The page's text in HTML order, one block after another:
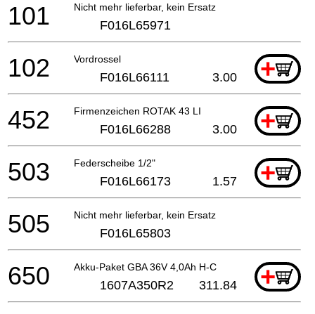
Nicht mehr lieferbar, kein Ersatz
101 F016L65971
Vordrossel +
102 F016L66111 3.00
Firmenzeichen ROTAK 43 LI +
452 F016L66288 3.00
Federscheibe 1/2" +
503 F016L66173 1.57
Nicht mehr lieferbar, kein Ersatz
505 F016L65803
Akku-Paket GBA 36V 4,0Ah H-C +
650 1607A350R2 311.84